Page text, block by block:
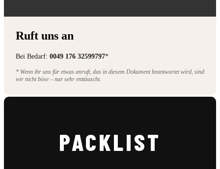
Ruft uns an
Bei Bedarf: 0049 176 32599797*
* Wenn ihr uns für etwas anruft, das in diesem Dokument beantwortet wird, sind
wir nicht böse – nur sehr enttäuscht.
PACKLIST